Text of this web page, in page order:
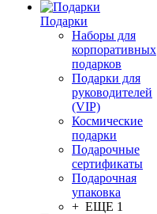
Подарки
Наборы для
корпоративных
подарков
Подарки для
руководителей
(VIP)
Космические
подарки
Подарочные
сертификаты
Подарочная
упаковка
+ ЕЩЕ 1